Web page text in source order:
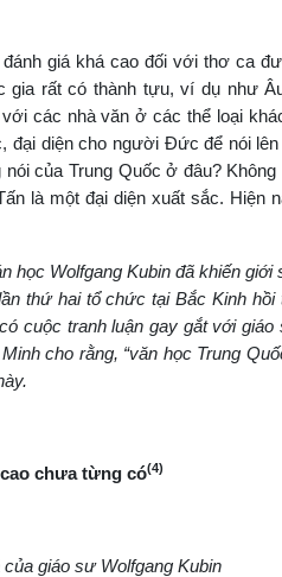
giá khá cao đối với thơ ca
gia rất có thành tựu, ví dụ như
các nhà văn ở các thể loại
diện cho người Đức để nói
của Trung Quốc ở đâu?
là một đại diện xuất sắc. Hiện
học Wolfgang Kubin đã khiến
thứ hai tổ chức tại Bắc Kinh
cuộc tranh luận gay gắt với
cho rằng, “văn học Trung
chưa từng có(4)
giáo sư Wolfgang Kubin